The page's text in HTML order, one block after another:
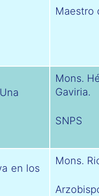
Maestro
Mons.
Gaviria.
SNPS
en los
Mons.